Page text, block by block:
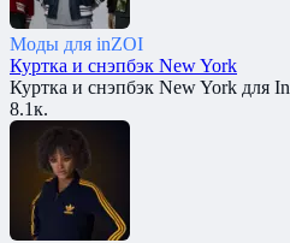
Моды для inZOI
Куртка и снэпбэк New York
Куртка и снэпбэк New York для
8.1к.